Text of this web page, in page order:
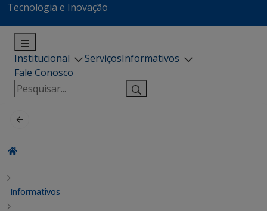
Tecnologia e Inovação
Institucional ServiçosInformativos
Fale Conosco
Pesquisar
por:
Informativos